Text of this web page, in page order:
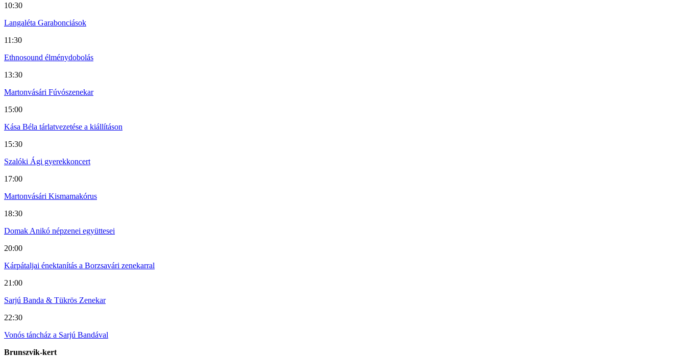
10:30
Langaléta Garabonciások
11:30
Ethnosound élménydobolás
13:30
Martonvásári Fúvószenekar
15:00
Kása Béla tárlatvezetése a kiállításon
15:30
Szalóki Ági gyerekkoncert
17:00
Martonvásári Kismamakórus
18:30
Domak Anikó népzenei együttesei
20:00
Kárpátaljai énektanítás a Borzsavári zenekarral
21:00
Sarjú Banda & Tükrös Zenekar
22:30
Vonós táncház a Sarjú Bandával
Brunszvik-kert